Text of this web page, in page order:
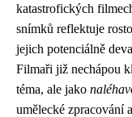
katastrofických
snímků reflektuje
jejich potenciálně
Filmaři již nechápou
téma, ale jako
umělecké zpracování